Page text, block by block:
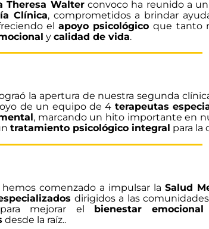
Theresa Walterconvoco ha reunido a
Clínica, comprometidos a brindar
elapoyo psicológicoque tanto
y calidad de vida.
la apertura de nuestra segunda
de un equipo de 4 terapeutas
, marcando un hito importante en
tratamiento psicológico integral para la
hemos comenzado a impulsar la Salud
dirigidos a las
para mejorar el bienestar emocional
desde la raíz..